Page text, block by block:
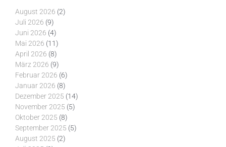
August 2026 (2)
Juli 2026 (9)
Juni 2026 (4)
Mai 2026 (11)
April 2026 (8)
März 2026 (9)
Februar 2026 (6)
Januar 2026 (8)
Dezember 2025 (14)
November 2025 (5)
Oktober 2025 (8)
September 2025 (5)
August 2025 (2)